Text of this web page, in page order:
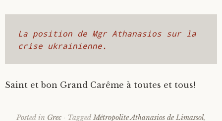
Père Héliodore
La position de Mgr Athanasios sur la
crise ukrainienne.
Saint et bon Grand Carême à toutes et tous!
Posted in Grec TaggedMétropolite Athanasios de Limassol,